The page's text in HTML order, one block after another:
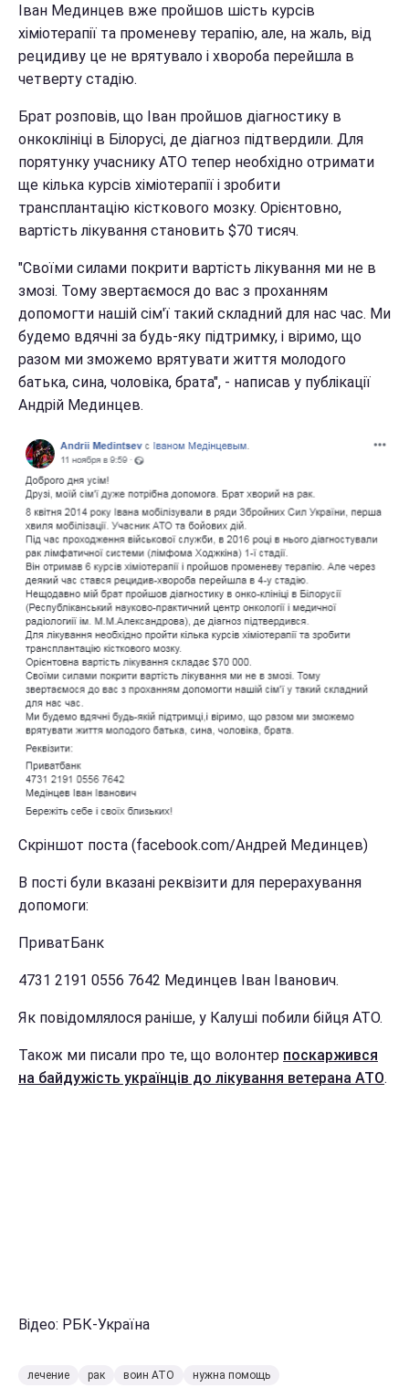
Іван Мединцев вже пройшов шість курсів
хіміотерапії та променеву терапію, але, на жаль, від
рецидиву це не врятувало і хвороба перейшла в
четверту стадію.
Брат розповів, що Іван пройшов діагностику в
онкоклініці в Білорусі, де діагноз підтвердили. Для
порятунку учаснику АТО тепер необхідно отримати
ще кілька курсів хіміотерапії і зробити
трансплантацію кісткового мозку. Орієнтовно,
вартість лікування становить $70 тисяч.
"Своїми силами покрити вартість лікування ми не в
змозі. Тому звертаємося до вас з проханням
допомогти нашій сім'ї такий складний для нас час. Ми
будемо вдячні за будь-яку підтримку, і віримо, що
разом ми зможемо врятувати життя молодого
батька, сина, чоловіка, брата", - написав у публікації
Андрій Мединцев.
Скріншот поста (facebook.com/Андрей Мединцев)
В пості були вказані реквізити для перерахування
допомоги:
ПриватБанк
4731 2191 0556 7642 Мединцев Іван Іванович.
Як повідомлялося раніше, у Калуші побили бійця АТО.
Також ми писали про те, що волонтер поскаржився
на байдужість українців до лікування ветерана АТО.
Відео: РБК-Україна
лечение рак воин АТО нужна помощь